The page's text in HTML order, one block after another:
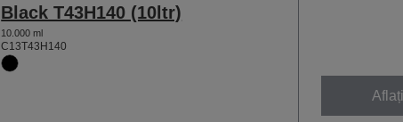
Black T43H140 (10ltr)
10.000 ml
C13T43H140